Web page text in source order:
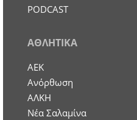
PODCAST
ΑΘΛΗΤΙΚΑ
ΑΕΚ
Ανόρθωση
ΑΛΚΗ
Νέα Σαλαμίνα